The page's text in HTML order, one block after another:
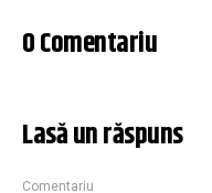
0 Comentariu
Lasă un răspuns
Comentariu